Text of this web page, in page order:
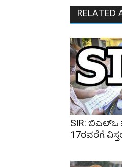
RELATED
SIR:
17ರವರೆಗೆ